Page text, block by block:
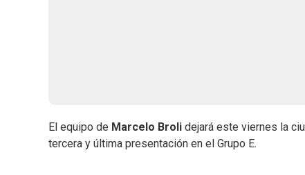
El equipo de Marcelo Broli dejará este viernes la
tercera y última presentación en el Grupo E.